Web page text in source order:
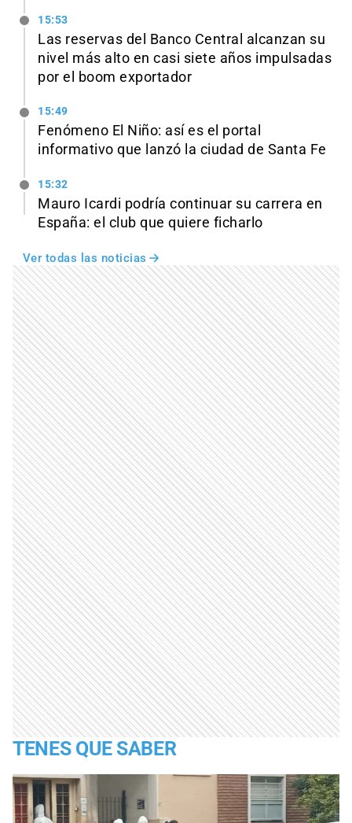
15:53
Las reservas del Banco Central alcanzan su
nivel más alto en casi siete años impulsadas
por el boom exportador
15:49
Fenómeno El Niño: así es el portal
informativo que lanzó la ciudad de Santa Fe
15:32
Mauro Icardi podría continuar su carrera en
España: el club que quiere ficharlo
Ver todas las noticias
TENES QUE SABER